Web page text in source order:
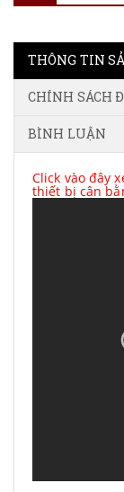
THÔNG TIN
CHÍNH SÁCH
BÌNH LUẬN
Click vào đây
thiết bị cân